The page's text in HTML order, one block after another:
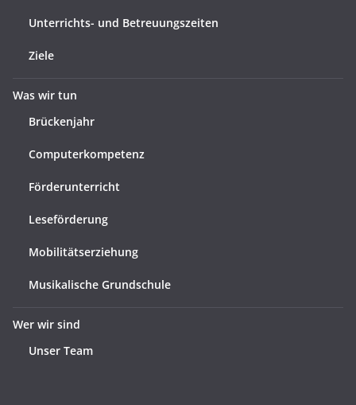
Unterrichts- und Betreuungszeiten
Ziele
Was wir tun
Brückenjahr
Computerkompetenz
Förderunterricht
Leseförderung
Mobilitätserziehung
Musikalische Grundschule
Wer wir sind
Unser Team